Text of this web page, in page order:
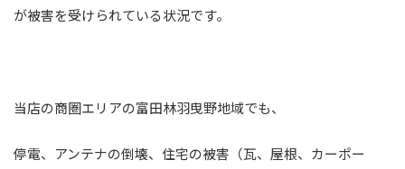
が被害を受けられている状況です。
当店の商圏エリアの富田林羽曳野地域でも、
停電、アンテナの倒壊、住宅の被害（瓦、屋根、カーポー